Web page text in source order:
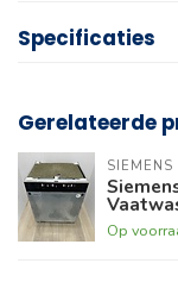
Specificaties
Gerelateerde
SIEMENS
Op